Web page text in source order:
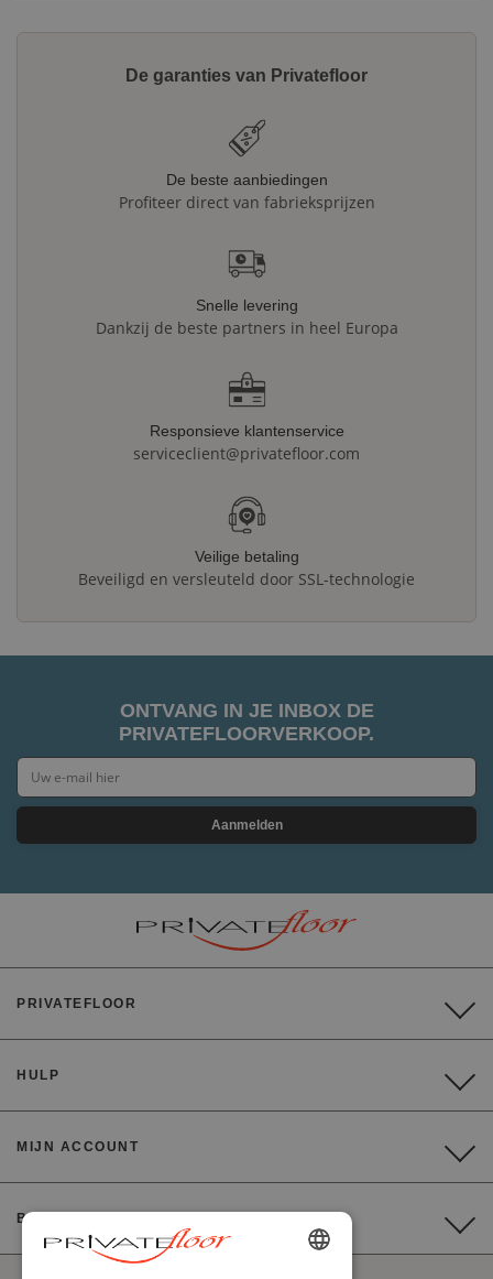
De garanties van Privatefloor
De beste aanbiedingen
Profiteer direct van fabrieksprijzen
Snelle levering
Dankzij de beste partners in heel Europa
Responsieve klantenservice
serviceclient@privatefloor.com
Veilige betaling
Beveiligd en versleuteld door SSL-technologie
ONTVANG IN JE INBOX DE
PRIVATEFLOORVERKOOP.
Aanmelden
PRIVATEFLOOR
HULP
MIJN ACCOUNT
BETALING